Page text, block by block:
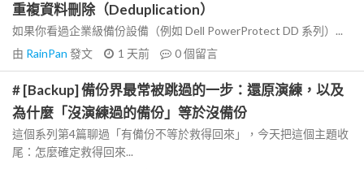
重複資料刪除（Deduplication）
如果你看過企業級備份設備（例如 Dell PowerProtect DD 系列）...
由 RainPan 發文 1 天前 0個留言
# [Backup] 備份界最常被跳過的一步：還原演練，以及
為什麼「沒演練過的備份」等於沒備份
這個系列第4篇聊過「有備份不等於救得回來」，今天把這個主題收
尾：怎麼確定救得回來...